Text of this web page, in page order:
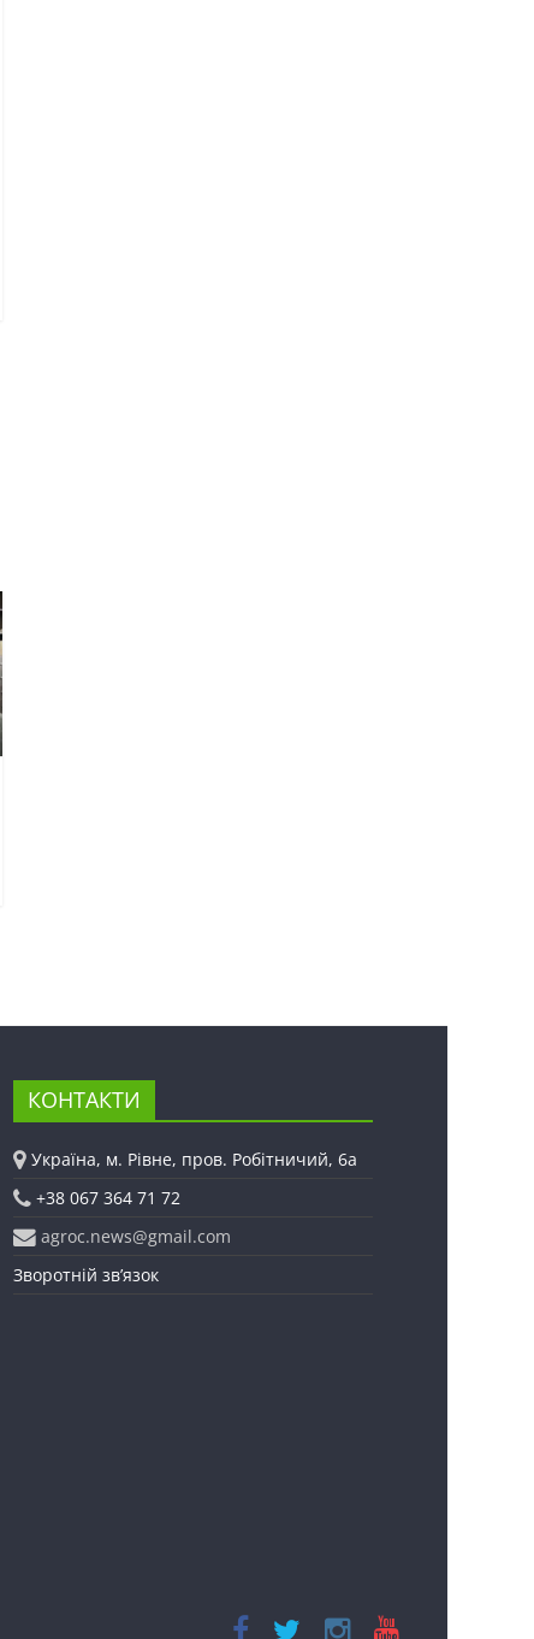
КОНТАКТИ
Україна, м. Рівне, пров. Робітничий, 6а
+38 067 364 71 72
agroc.news@gmail.com
Зворотній зв’язок